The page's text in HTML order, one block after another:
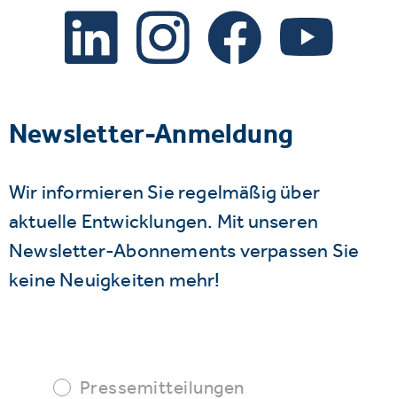
Newsletter-Anmeldung
Wir informieren Sie regelmäßig über
aktuelle Entwicklungen. Mit unseren
Newsletter-Abonnements verpassen Sie
keine Neuigkeiten mehr!
Pressemitteilungen